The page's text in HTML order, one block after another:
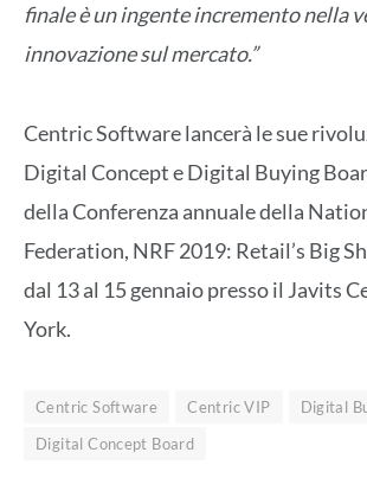
finale è un ingente incremento nella
innovazione sul mercato.”
Centric Software lancerà le sue
Digital Concept e Digital Buying
della Conferenza annuale della
Federation, NRF 2019: Retail’s Big
dal 13 al 15 gennaio presso il Javits
York.
Centric Software Centric VIP
Digital
Digital Concept Board